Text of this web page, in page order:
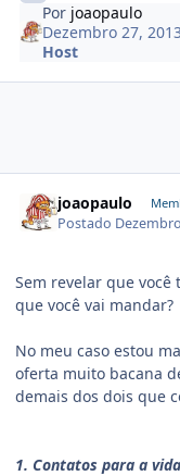
Por joaopaulo
Dezembro 27,
Host
joaopaulo
Postado
Sem revelar que
que você vai mandar?
No meu caso estou
oferta muito bacana
demais dos dois que
1. Contatos para a